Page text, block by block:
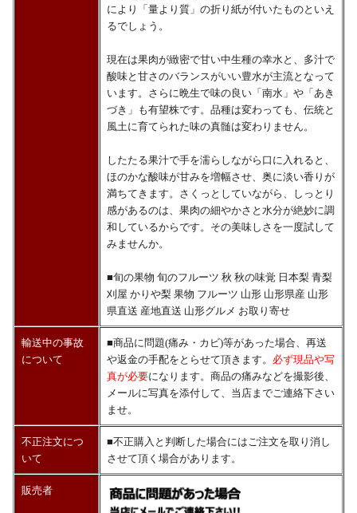
により「量より質」の折り紙が付いたものといえ
るでしょう。
現在は果肉が緻密で甘い中生種の幸水と、多汁で
酸味と甘さのバランスがいい豊水が主流となって
います。さらに晩生で味の良い「南水」や「あき
づき」も有望株です。品種は変わっても、伝統と
風土に育てられた味の真髄は変わりません。
したたる果汁で手を濡らしながら口に入れると、
ほのかな酸味が甘みを増幅させ、奥に淡い香りが
満ちてきます。さくっとしていながら、しっとり
感があるのは、果肉の細やかさと水分が絶妙に調
和しているからです。その美味しさを一度試して
みませんか。
■旬の果物 旬のフルーツ 秋 秋の味覚 日本梨 青梨
刈屋 かりや梨 果物 フルーツ 山形 山形県産 山形
県直送 産地直送 山形グルメ お取り寄せ
輸送中の事故
について
■商品に問題(痛み・カビ)等があった場合、再送
や返金の手配をとらせて頂きます。 必ず現品や写
真が必要になります。商品の痛みなどを撮影後、
メールに写真を添付して、当店までご連絡下さい
ませ。
不正注文につ
いて
■不正購入と判断した場合にはご注文を取り消し
させて頂く場合があります。
販売者